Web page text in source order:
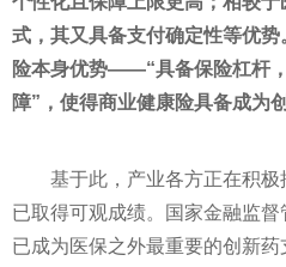
式，其又具备支付确定性等优
险本身优势——“具备保险杠杆
障”，使得商业健康险具备成为
基于此，产业各方正在积
已取得可观成绩。国家金融监
已成为医保之外最重要的创新